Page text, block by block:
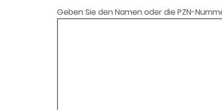
Geben Sie den Namen oder die PZN-